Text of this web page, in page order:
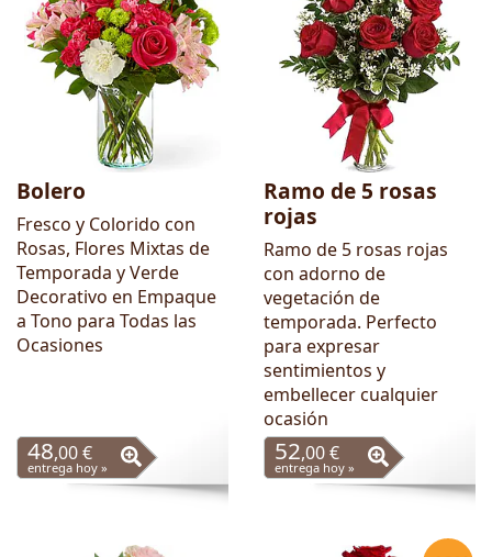
Bolero
Fresco y Colorido con
Rosas, Flores Mixtas de
Temporada y Verde
Decorativo en Empaque
a Tono para Todas las
Ocasiones
48,00 €
entrega hoy »
Ramo de 5 rosas
rojas
Ramo de 5 rosas rojas
con adorno de
vegetación de
temporada. Perfecto
para expresar
sentimientos y
embellecer cualquier
ocasión
52,00 €
entrega hoy »